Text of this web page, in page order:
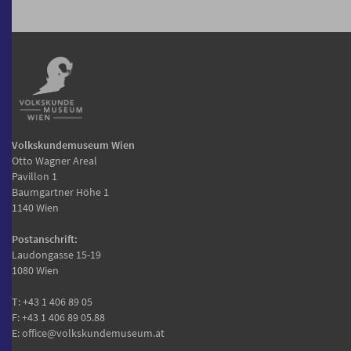
Volkskundemuseum Wien
Otto Wagner Areal
Pavillon 1
Baumgartner Höhe 1
1140 Wien
Postanschrift:
Laudongasse 15-19
1080 Wien
T:+43 1 406 89 05
F: +43 1 406 89 05.88
E:office@volkskundemuseum.at